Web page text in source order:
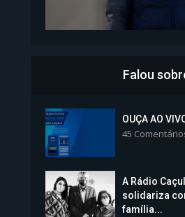
Colégios da
Falou
OUÇA AO
45
A Rádio
solidariza
família...